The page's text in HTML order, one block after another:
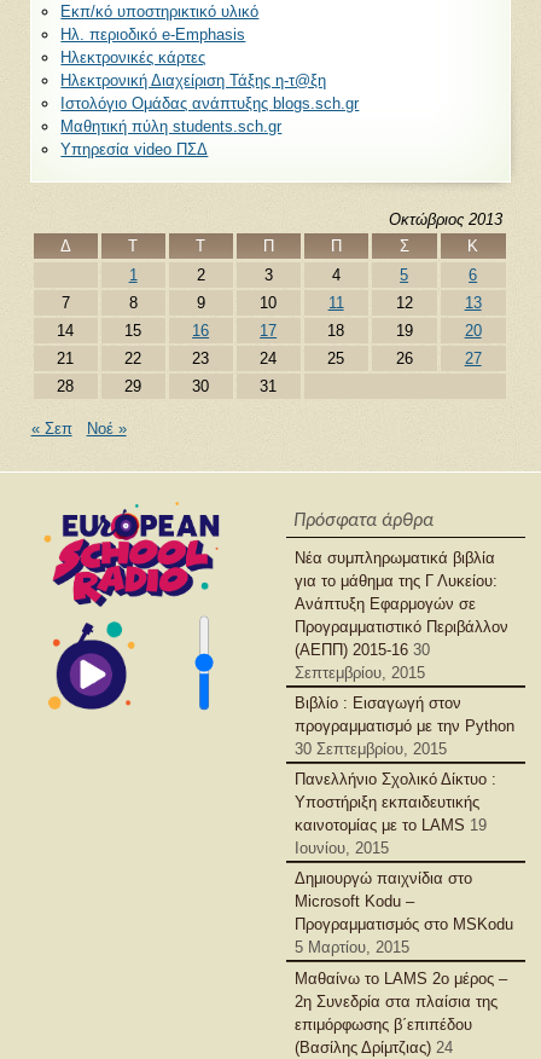
Εκπ/κό υποστηρικτικό υλικό
Ηλ. περιοδικό e-Emphasis
Ηλεκτρονικές κάρτες
Ηλεκτρονική Διαχείριση Τάξης η-τ@ξη
Ιστολόγιο Ομάδας ανάπτυξης blogs.sch.gr
Μαθητική πύλη students.sch.gr
Υπηρεσία video ΠΣΔ
Οκτώβριος 2013
Δ
Τ Τ Π Π Σ
Κ
1
2 3 4 5
6
7
8 9 10 11 12
13
14
15 16 17 18 19
20
21
22 23 24 25 26
27
28
29 30 31
« Σεπ Νοέ »
Πρόσφατα άρθρα
Νέα συμπληρωματικά βιβλία
για το μάθημα της Γ Λυκείου:
Ανάπτυξη Εφαρμογών σε
Προγραμματιστικό Περιβάλλον
(ΑΕΠΠ) 2015-16 30
Σεπτεμβρίου, 2015
Βιβλίο : Εισαγωγή στον
προγραμματισμό με την Python
30 Σεπτεμβρίου, 2015
Πανελλήνιο Σχολικό Δίκτυο :
Υποστήριξη εκπαιδευτικής
καινοτομίας με το LAMS 19
Ιουνίου, 2015
Δημιουργώ παιχνίδια στο
Microsoft Kodu –
Προγραμματισμός στο MSKodu
5 Μαρτίου, 2015
Μαθαίνω το LAMS 2ο μέρος –
2η Συνεδρία στα πλαίσια της
επιμόρφωσης β΄επιπέδου
(Βασίλης Δρίμτζιας) 24